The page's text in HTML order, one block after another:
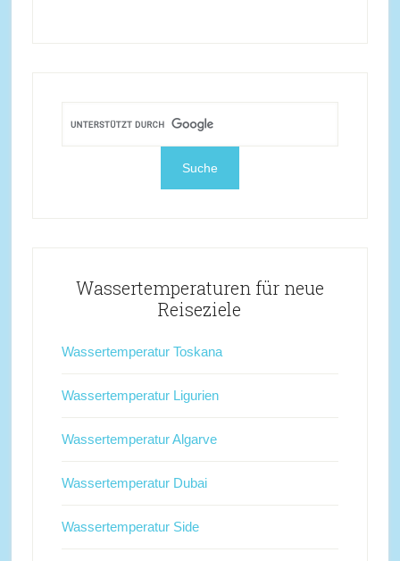
Wassertemperaturen für neue
Reiseziele
Wassertemperatur Toskana
Wassertemperatur Ligurien
Wassertemperatur Algarve
Wassertemperatur Dubai
Wassertemperatur Side